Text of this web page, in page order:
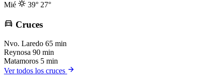
Mié
39° 27°
Cruces
Nvo. Laredo 65 min
Reynosa 90 min
Matamoros 5 min
Ver todos los cruces